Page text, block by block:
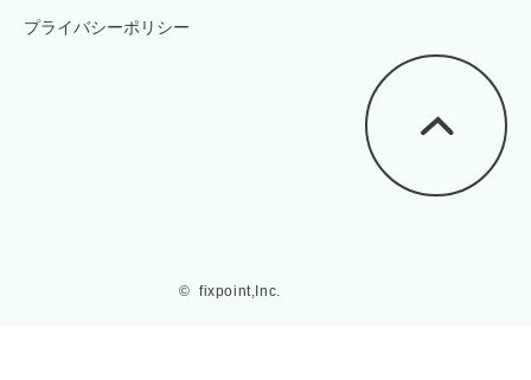
プライバシーポリシー
©  fixpoint,Inc.